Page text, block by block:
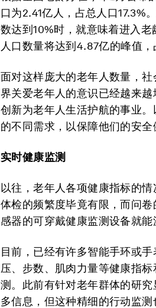
口为2.41亿人，占总人口17.3%
数达到10%时，就意味着进入
人口数量将达到4.87亿的峰值，
面对这样庞大的老年人数量，
界关爱老年人的意识已经越来
创新为老年人生活护航的事业
的不同需求，以保障他们的安全
实时健康监测
以往，老年人各项健康指标的
体检的频繁度毕竟有限，而问
感器的可穿戴健康监测设备就能
目前，已经有许多智能手环或
压、步数、肌肉力量等健康指
测。此前有针对老年群体的研
多信息，但这种精细的行动监测